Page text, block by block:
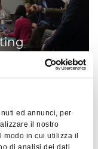
ed annunci, per
il nostro
in cui utilizza il
di analisi dei dati
del
PRESS